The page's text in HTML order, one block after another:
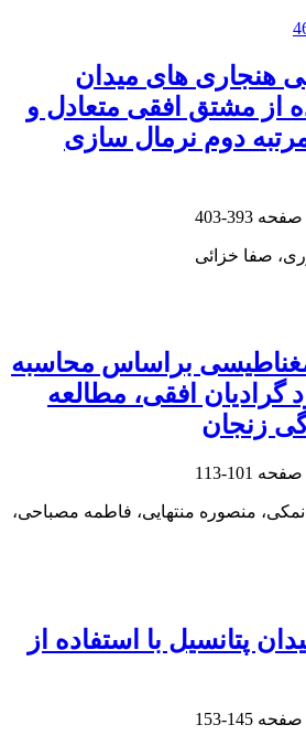
هنجاری های میدان
از مشتق افقی متعادل و
دوم نرمال سازی
393-403
صفا خزائی
براساس محاسبه
گرادیان افقی، مطالعه
زنجان
101-113
منصوره منتهایی، فاطمه مصباحی،
پتانسیل با استفاده از
145-153